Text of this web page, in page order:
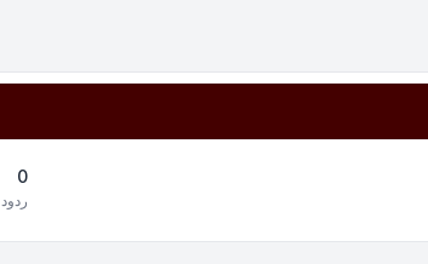
0
ردود